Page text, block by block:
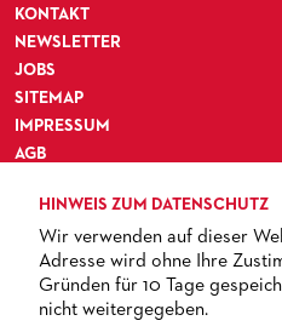
KONTAKT
NEWSLETTER
JOBS
SITEMAP
IMPRESSUM
AGB
BARRIEREFREIHEIT
HINWEIS ZUM DATENSCHUTZ
Wir verwenden auf dieser
Adresse wird ohne Ihre
Gründen für 10 Tage
nicht weitergegeben.